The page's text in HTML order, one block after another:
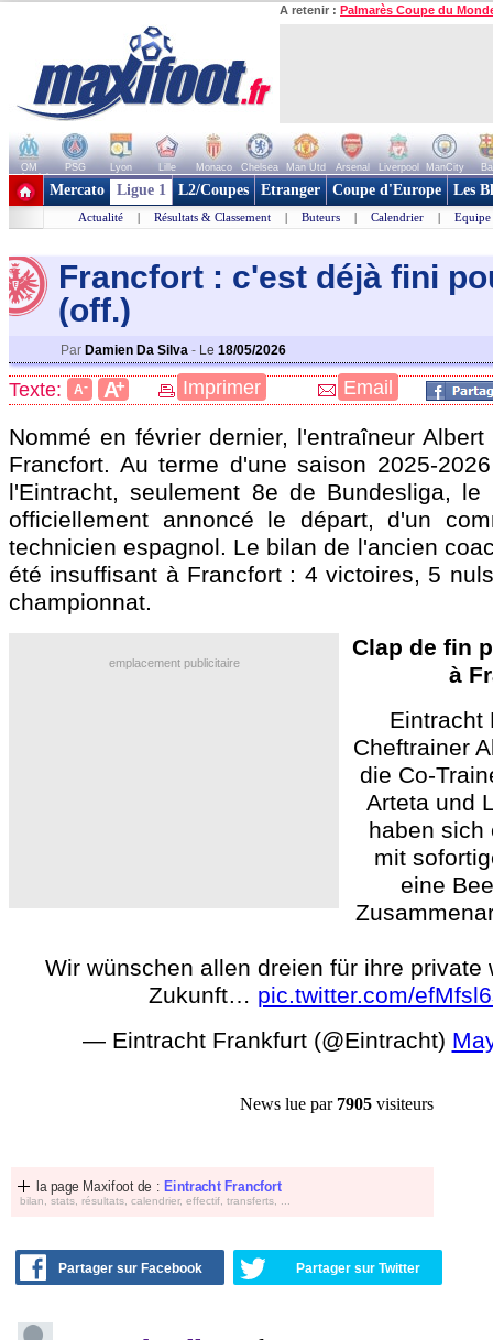
A retenir : Palmarès Coupe du
OM PSG Lyon Lille Monaco Chelsea Man Utd Arsenal Liverpool ManCity
+ de clubs
Mercato Ligue 1 L2/Coupes Etranger Coupe d'Europe Les
Actualité | Résultats & Classement | Buteurs | Calendrier | Equipe
Francfort : c'est déjà fini
(off.)
Par Damien Da Silva - Le 18/05/2026
Texte: A- A+ Imprimer Email
Nommé en février dernier, l'entraîneur
Francfort. Au terme d'une saison 2025-
l'Eintracht, seulement 8e de Bundesliga,
officiellement annoncé le départ, d'un
technicien espagnol. Le bilan de l'ancien
été insuffisant à Francfort : 4 victoires, 5
championnat.
emplacement publicitaire
Clap de fin
à
Eintracht
Cheftrainer
die Co-
Arteta und
haben sich
mit
eine
Wir wünschen allen dreien für ihre private
Zukunft… pic.twitter.com/
— Eintracht Frankfurt (@Eintracht)
News lue par 7905 visiteurs
la page Maxifoot de : Eintracht Francfort
bilan, stats, résultats, calendrier, effectif, transferts, ...
Partager sur Facebook Partager sur Twitter